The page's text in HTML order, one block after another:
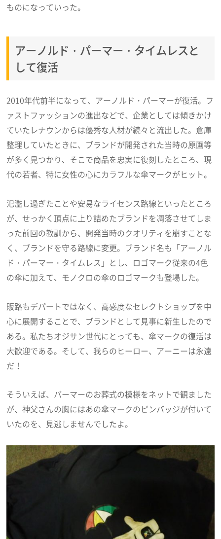
ものになっていった。
アーノルド・パーマー・タイムレスと
して復活
2010年代前半になって、アーノルド・パーマーが復活。フ
ァストファッションの進出などで、企業としては傾きかけ
ていたレナウンからは優秀な人材が続々と流出した。倉庫
整理していたときに、ブランドが開発された当時の原画等
が多く見つかり、そこで商品を忠実に復刻したところ、現
代の若者、特に女性の心にカラフルな傘マークがヒット。
氾濫し過ぎたことや安易なライセンス路線といったところ
が、せっかく頂点に上り詰めたブランドを凋落させてしま
った前回の教訓から、開発当時のクオリティを崩すことな
く、ブランドを守る路線に変更。ブランド名も「アーノル
ド・パーマー・タイムレス」とし、ロゴマーク従来の4色
の傘に加えて、モノクロの傘のロゴマークも登場した。
販路もデパートではなく、高感度なセレクトショップを中
心に展開することで、ブランドとして見事に新生したので
ある。私たちオジサン世代にとっても、傘マークの復活は
大歓迎である。そして、我らのヒーロー、アーニーは永遠
だ！
そういえば、パーマーのお葬式の模様をネットで観ました
が、神父さんの胸にはあの傘マークのピンバッジが付いて
いたのを、見逃しませんでしたよ。